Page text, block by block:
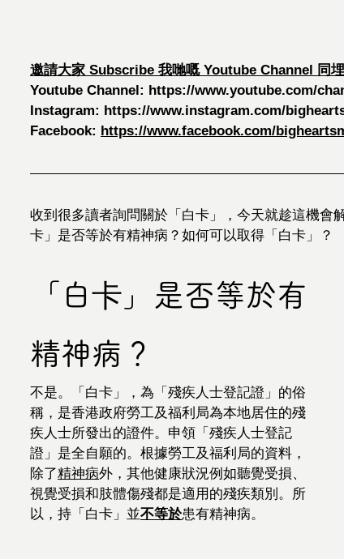
邀請大家 Subscribe 我哋嘅 Youtube Channel 同
Youtube Channel: https://www.youtube.com/
Instagram: https://www.instagram.com/
Facebook: https://www.facebook.com/
收到很多讀者詢問關於「白卡」，今天就趁這機會
卡」是否等於有精神病？如何可以取得「白卡」？
「白卡」是否等於有
精神病？
不是。「白卡」，為「殘疾人士登記證」的俗
稱，是香港政府勞工及福利局為本地居住的殘
疾人士所發出的證件。申領「殘疾人士登記
證」是全自願的。根據勞工及福利局的資料，
除了精神病外，其他健康狀況例如聽覺受損、
視覺受損和肢體傷殘都是適用的殘疾類別。所
以，持「白卡」並不等於患有精神病。